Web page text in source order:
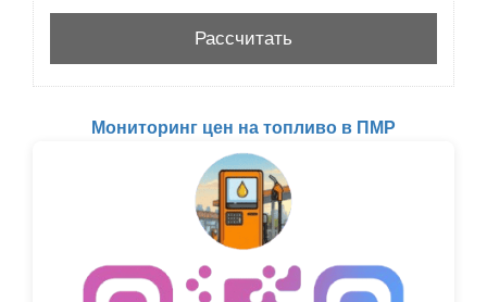
Мониторинг цен на топливо в ПМР